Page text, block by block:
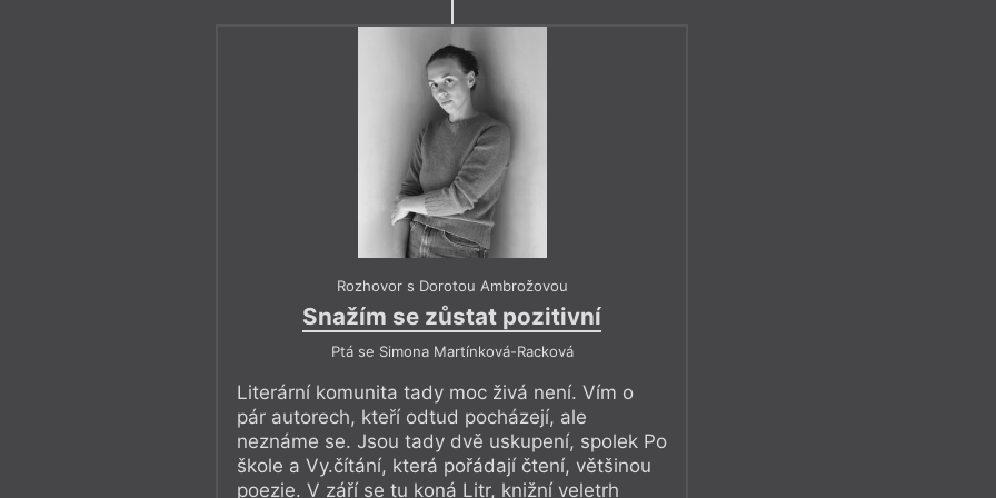
zbavit. Protože jediné, co potřebujete, je
vyspat se, a ono to nejde. Způsobuje to
velké zoufalství a bezmoc, protože člověk ví,
problému je ve spánku,
a nedokáže s tím nic udělat.
Rozdíl mezi Čechovem a Ambrožovou je zřejmý: tato
popisuje biologicky podmíněný proces, kdežto onen
odhaluje systém. Dětskou práci, sociální nespravedlnost,
redukci člověka na funkci v soustavě, která odebírá právo
na základní lidskou potřebu.
Ale i Dorota Ambrožová mluví o jiné únavě, která je také
systémová. O únavě literárního provozu: tlaku, který
způsobuje ekonomická prekérnost, potřeba obhajovat svou
existenci (dlouhodobě únavné je „ vysvětlit veřejnosti
a politikům, že investice do kultury je něco, co se vrací. Lze
Rozhovor s Dorotou Ambrožovou
Snažím se zůstat pozitivní
Ptá se Simona Martínková-Racková
Literární komunita tady moc živá není. Vím o
pár autorech, kteří odtud pocházejí, ale
neznáme se. Jsou tady dvě uskupení, spolek Po
škole a Vy.čítání, která pořádají čtení, většinou
poezie. V září se tu koná Litr, knižní veletrh